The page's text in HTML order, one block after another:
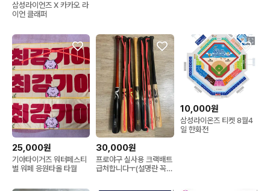
삼성라이언즈 X 카카오 라
이언 클래퍼
25,000원
기아타이거즈 워터페스티
벌 워페 응원타올 타월
30,000원
프로야구 실사용 크랙배트
급처합니다ㅜ(설명란 꼭
10,000원
삼성라이온즈 티켓 8월4
일 한화전